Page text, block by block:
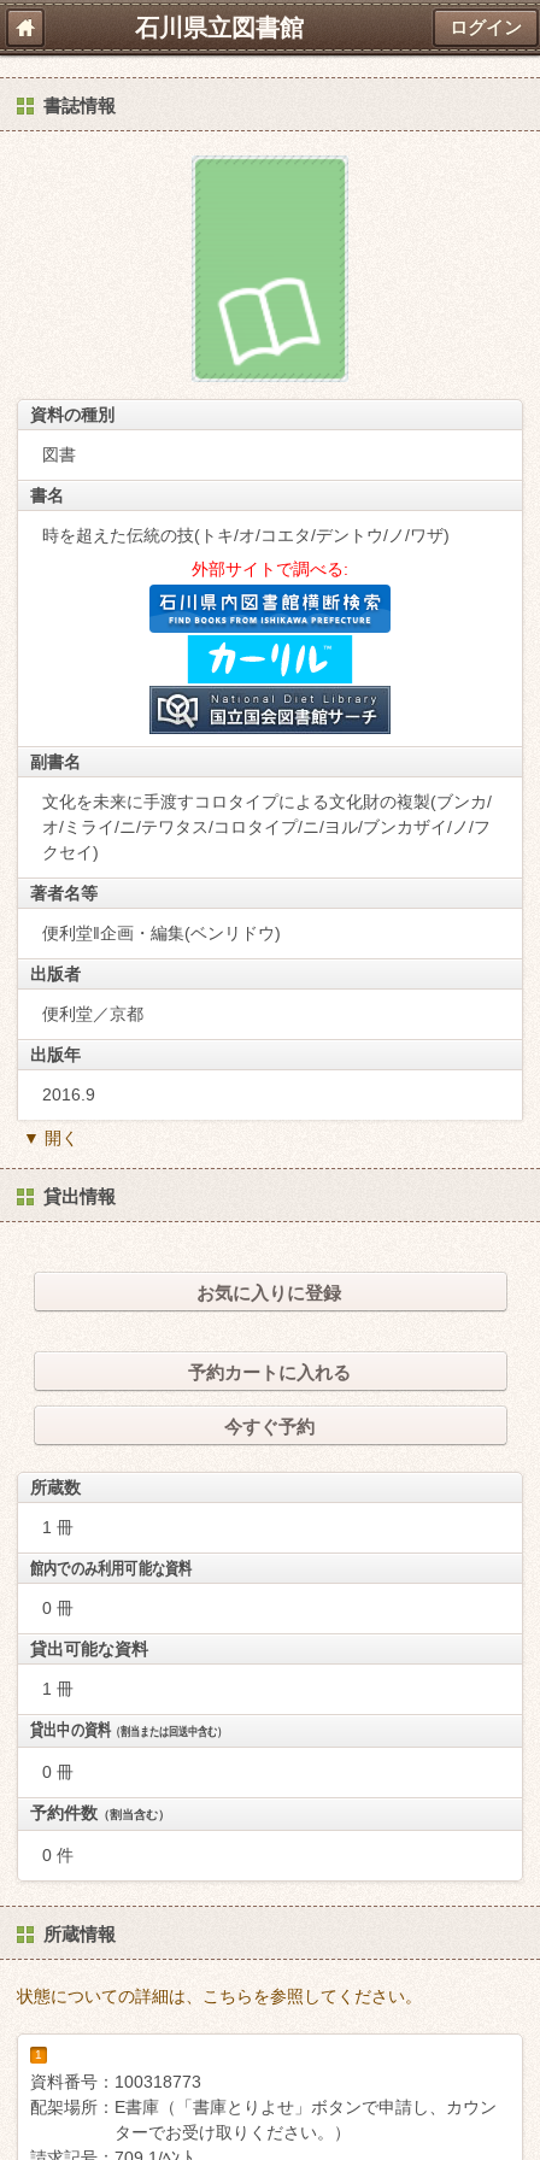
石川県立図書館 ログイン
書誌情報
資料の種別
図書
書名
時を超えた伝統の技(トキ/オ/コエタ/デントウ/ノ/ワザ)
外部サイトで調べる:
副書名
文化を未来に手渡すコロタイプによる文化財の複製(ブンカ/
オ/ミライ/ニ/テワタス/コロタイプ/ニ/ヨル/ブンカザイ/ノ/フ
クセイ)
著者名等
便利堂‖企画・編集(ベンリドウ)
出版者
便利堂／京都
出版年
2016.9
▼ 開く
貸出情報
お気に入りに登録
予約カートに入れる
今すぐ予約
所蔵数
1 冊
館内でのみ利用可能な資料
0 冊
貸出可能な資料
1 冊
貸出中の資料（割当または回送中含む）
0 冊
予約件数 （割当含む）
0 件
所蔵情報
状態についての詳細は、こちらを参照してください。
1
資料番号： 100318773
配架場所： E書庫（「書庫とりよせ」ボタンで申請し、カウン
ターでお受け取りください。）